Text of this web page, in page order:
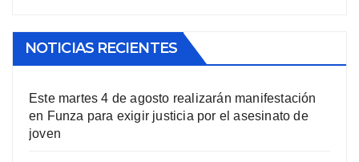
NOTICIAS RECIENTES
Este martes 4 de agosto realizarán manifestación
en Funza para exigir justicia por el asesinato de
joven